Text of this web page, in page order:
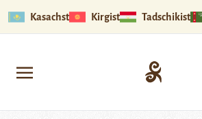
Kasachstan Kirgistan Tadschikistan